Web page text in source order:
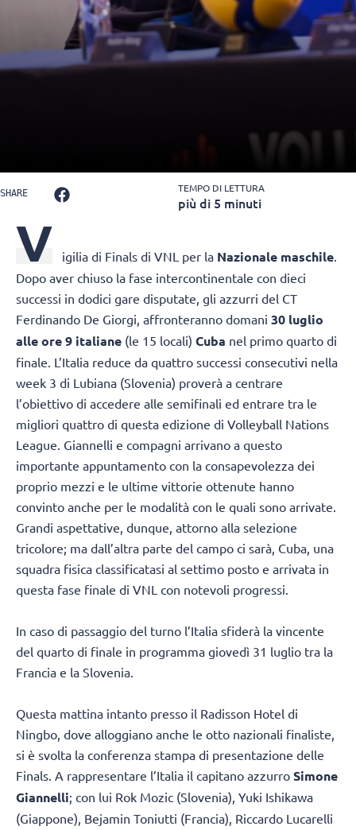
SHARE TEMPO DI LETTURA
più di 5 minuti
V igilia di Finals di VNL per la Nazionale maschile.
Dopo aver chiuso la fase intercontinentale con dieci
successi in dodici gare disputate, gli azzurri del CT
Ferdinando De Giorgi, affronteranno domani 30 luglio
alle ore 9 italiane (le 15 locali) Cuba nel primo quarto di
finale. L’Italia reduce da quattro successi consecutivi nella
week 3 di Lubiana (Slovenia) proverà a centrare
l’obiettivo di accedere alle semifinali ed entrare tra le
migliori quattro di questa edizione di Volleyball Nations
League. Giannelli e compagni arrivano a questo
importante appuntamento con la consapevolezza dei
proprio mezzi e le ultime vittorie ottenute hanno
convinto anche per le modalità con le quali sono arrivate.
Grandi aspettative, dunque, attorno alla selezione
tricolore; ma dall’altra parte del campo ci sarà, Cuba, una
squadra fisica classificatasi al settimo posto e arrivata in
questa fase finale di VNL con notevoli progressi.
In caso di passaggio del turno l’Italia sfiderà la vincente
del quarto di finale in programma giovedì 31 luglio tra la
Francia e la Slovenia.
Questa mattina intanto presso il Radisson Hotel di
Ningbo, dove alloggiano anche le otto nazionali finaliste,
si è svolta la conferenza stampa di presentazione delle
Finals. A rappresentare l’Italia il capitano azzurro Simone
Giannelli; con lui Rok Mozic (Slovenia), Yuki Ishikawa
(Giappone), Bejamin Toniutti (Francia), Riccardo Lucarelli